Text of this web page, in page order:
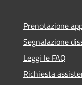
Prenotazione
Segnalazione
Leggi le FAQ
Richiesta